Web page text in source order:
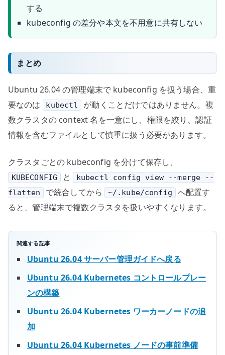
する
kubeconfig の差分や本文を不用意に共有しない
まとめ
Ubuntu 26.04 の管理端末で kubeconfig を扱う場合、重
要なのは
kubectl
が動くことだけではありません。複
数クラスタの context 名を一意にし、権限を絞り、認証
情報を含むファイルとして慎重に扱う必要があります。
クラスタごとの kubeconfig を分けて保存し、
KUBECONFIG と
kubectl config view --merge --
flatten
で統合してから ~/.kube/config
へ配置す
ると、管理端末で複数クラスタを扱いやすくなります。
関連する記事
Ubuntu 26.04 サーバー管理ガイドへ戻る
Ubuntu 26.04 Kubernetes コントロールプレー
ンの構築
Ubuntu 26.04 Kubernetes ワーカーノードの追
加
Ubuntu 26.04 Kubernetes ノードの事前準備